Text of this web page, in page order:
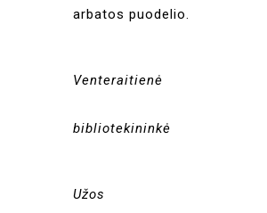
arbatos puodelio.
Venteraitienė
Krašto
bibliotekininkė
Užos